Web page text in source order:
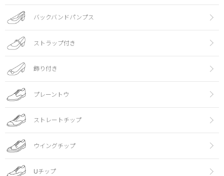
バックバンドパンプス
ストラップ付き
飾り付き
プレーントウ
ストレートチップ
ウイングチップ
Uチップ